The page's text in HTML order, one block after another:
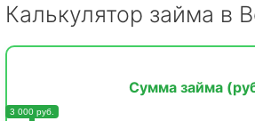
Калькулятор займа в
Сумма займа
3 000 руб.